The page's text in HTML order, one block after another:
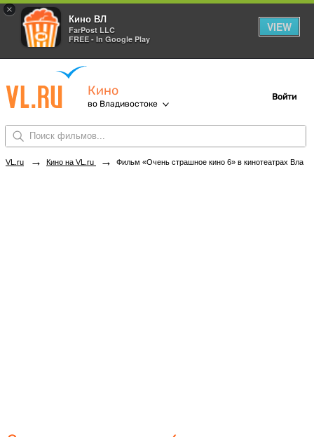
×
Кино ВЛ
FarPost LLC
FREE - In Google Play
VIEW
Кино
во Владивостоке
Войти
VL.ru → Кино на VL.ru → Фильм «Очень страшное кино 6» в кинотеатрах Владивостока. Купить билеты!